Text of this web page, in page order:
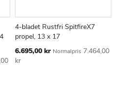
Læg i kurv
ØNSKE
4-bladet Rustfri SpitfireX7
propel, 13 x 17
Tilbudspris
6.695,00 kr Normalpris 7.464,00
kr